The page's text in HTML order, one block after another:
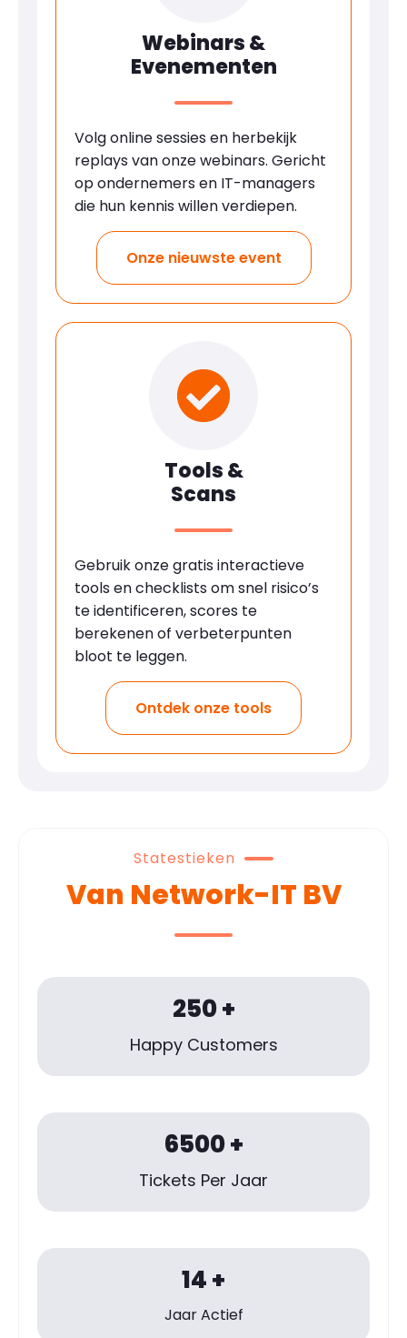
Webinars &
Evenementen
Volg online sessies en herbekijk
replays van onze webinars. Gericht
op ondernemers en IT-managers
die hun kennis willen verdiepen.
Onze nieuwste event
Tools &
Scans
Gebruik onze gratis interactieve
tools en checklists om snel risico’s
te identificeren, scores te
berekenen of verbeterpunten
bloot te leggen.
Ontdek onze tools
Statestieken
Van Network-IT BV
250+
Happy Customers
6500+
Tickets Per Jaar
14+
Jaar Actief